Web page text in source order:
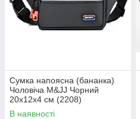
Сумка напоясна (бананка)
Чоловіча M&JJ Чорний
20х12х4 см (2208)
В наявності